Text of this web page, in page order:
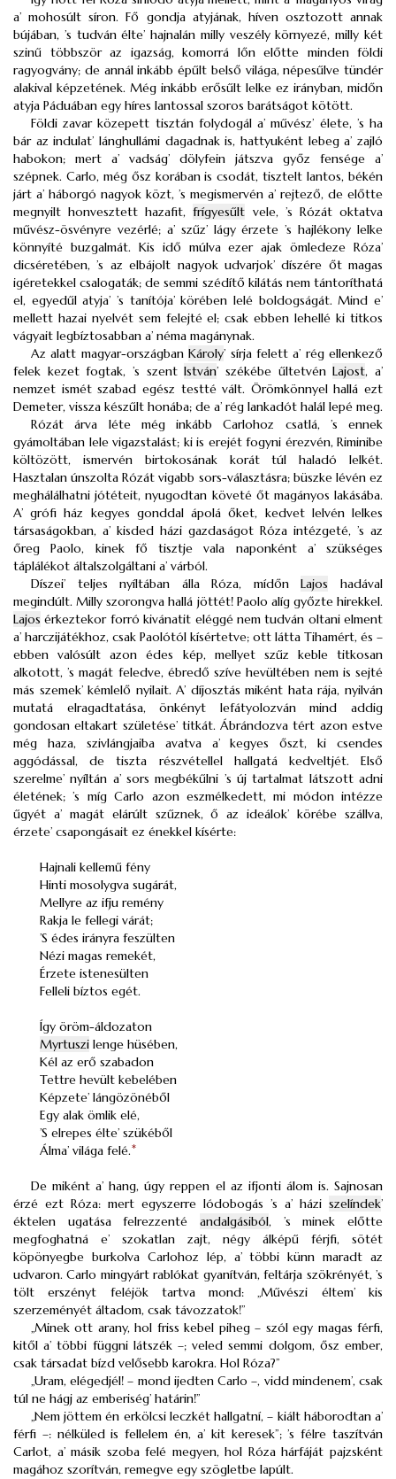
a’ mohosúlt síron. Fő gondja atyjának, híven osztozott annak
bújában, ’s tudván élte’ hajnalán milly veszély környezé, milly két
szinű többször az igazság, komorrá lőn előtte minden földi
ragyogvány; de annál inkább épűlt belső világa, népesűlve tündér
alakival képzetének. Még inkább erősűlt lelke ez irányban, midőn
atyja Páduában egy híres lantossal szoros barátságot kötött.
Földi zavar közepett tisztán folydogál a’ művész’ élete, ’s ha
bár az indulat’ lánghullámi dagadnak is, hattyuként lebeg a’ zajló
habokon; mert a’ vadság’ dölyfein játszva győz fensége a’
szépnek. Carlo, még ősz korában is csodát, tisztelt lantos, békén
járt a’ háborgó nagyok közt, ’s megismervén a’ rejtező, de előtte
megnyilt honvesztett hazafit,frígyesűlt vele, ’s Rózát oktatva
művész-ösvényre vezérlé; a’ szűz’ lágy érzete ’s hajlékony lelke
könnyíté buzgalmát. Kis idő múlva ezer ajak ömledeze Róza’
dicséretében, ’s az elbájolt nagyok udvarjok’ díszére őt magas
igéretekkel csalogaták; de semmi szédítő kilátás nem tántoríthatá
el, egyedűl atyja’ ’s tanítója’ körében lelé boldogságát. Mind e’
mellett hazai nyelvét sem felejté el; csak ebben lehellé ki titkos
vágyait legbíztosabban a’ néma magánynak.
Az alatt magyar-országbanKároly’ sírja felett a’ rég ellenkező
felek kezet fogtak, ’s szentIstván’ székébe űltetvénLajost, a’
nemzet ismét szabad egész testté vált. Örömkönnyel hallá ezt
Demeter, vissza készűlt honába; de a’ rég lankadót halál lepé meg.
Rózát árva léte még inkább Carlohoz csatlá, ’s ennek
gyámoltában lele vigazstalást; ki is erejét fogyni érezvén, Riminibe
költözött, ismervén birtokosának korát túl haladó lelkét.
Hasztalan únszolta Rózát vigabb sors-választásra; büszke lévén ez
meghálálhatni jótéteit, nyugodtan követé őt magányos lakásába.
A’ grófi ház kegyes gonddal ápolá őket, kedvet lelvén lelkes
társaságokban, a’ kisded házi gazdaságot Róza intézgeté, ’s az
őreg Paolo, kinek fő tisztje vala naponként a’ szükséges
táplálékot általszolgáltani a’ várból.
Díszei’ teljes nyíltában álla Róza, mídőnLajos hadával
megindúlt. Milly szorongva hallá jöttét! Paolo alíg győzte hirekkel.
Lajos érkeztekor forró kivánatit eléggé nem tudván oltani elment
a’ harczijátékhoz, csak Paolótól kísértetve; ott látta Tihamért, és –
ebben valósúlt azon édes kép, mellyet szűz keble titkosan
alkotott, ’s magát feledve, ébredő szíve hevültében nem is sejté
más szemek’ kémlelő nyilait. A’ díjosztás miként hata rája, nyilván
mutatá elragadtatása, önkényt lefátyolozván mind addig
gondosan eltakart születése’ titkát. Ábrándozva tért azon estve
még haza, szivlángjaiba avatva a’ kegyes őszt, ki csendes
aggódással, de tiszta részvétellel hallgatá kedveltjét. Első
szerelme’ nyíltán a’ sors megbékűlni ’s új tartalmat látszott adni
életének; ’s míg Carlo azon eszmélkedett, mi módon intézze
űgyét a’ magát elárúlt szűznek, ő az ideálok’ körébe szállva,
érzete’ csapongásait ez énekkel kísérte:
Hajnali kellemű fény
Hinti mosolygva sugárát,
Mellyre az ifju remény
Rakja le fellegi várát;
’S édes irányra feszülten
Nézi magas remekét,
Érzete istenesülten
Felleli bíztos egét.
Így öröm-áldozaton
Myrtuszi lenge hüsében,
Kél az erő szabadon
Tettre hevült kebelében
Képzete’ lángözönéből
Egy alak ömlik elé,
’S elrepes élte’ szükéből
Álma’ világa felé.*
De miként a’ hang, úgy reppen el az ifjonti álom is. Sajnosan
érzé ezt Róza: mert egyszerre lódobogás ’s a’ házi szelíndek’
éktelen ugatása felrezzenté andalgásiból, ’s minek előtte
megfoghatná e’ szokatlan zajt, négy álképű férjfi, sötét
köpönyegbe burkolva Carlohoz lép, a’ többi künn maradt az
udvaron. Carlo mingyárt rablókat gyanítván, feltárja szökrényét, ’s
tölt erszényt feléjök tartva mond: „Művészi éltem’ kis
szerzeményét áltadom, csak távozzatok!”
„Minek ott arany, hol friss kebel piheg – szól egy magas férfi,
kitől a’ többi függni látszék –; veled semmi dolgom, ősz ember,
csak társadat bízd velősebb karokra. Hol Róza?”
„Uram, elégedjél! – mond ijedten Carlo –, vidd mindenem’, csak
túl ne hágj az emberiség’ határin!”
„Nem jöttem én erkölcsi leczkét hallgatní, – kiált háborodtan a’
férfi –: nélküled is fellelem én, a’ kit keresek”; ’s félre taszítván
Carlot, a’ másik szoba felé megyen, hol Róza hárfáját pajzsként
magához szorítván, remegve egy szögletbe lapúlt.